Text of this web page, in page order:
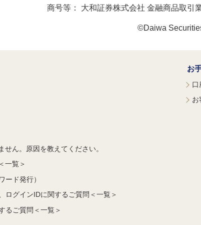
商号等： 大和証券株式会社 金融商品取引
©Daiwa
お
口
お
ん。原因を教えてください。
一覧＞
ード発行）
ログインIDに関するご質問＜一覧＞
るご質問＜一覧＞